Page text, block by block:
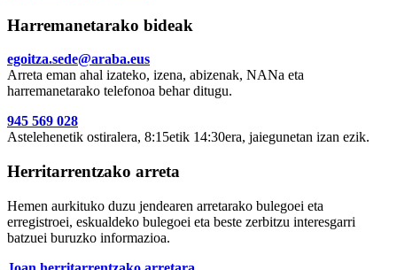
Harremanetarako bideak
egoitza.sede@araba.eus
Arreta eman ahal izateko, izena, abizenak, NANa eta
harremanetarako telefonoa behar ditugu.
945 569 028
Astelehenetik ostiralera, 8:15etik 14:30era, jaiegunetan izan ezik.
Herritarrentzako arreta
Hemen aurkituko duzu jendearen arretarako bulegoei eta
erregistroei, eskualdeko bulegoei eta beste zerbitzu interesgarri
batzuei buruzko informazioa.